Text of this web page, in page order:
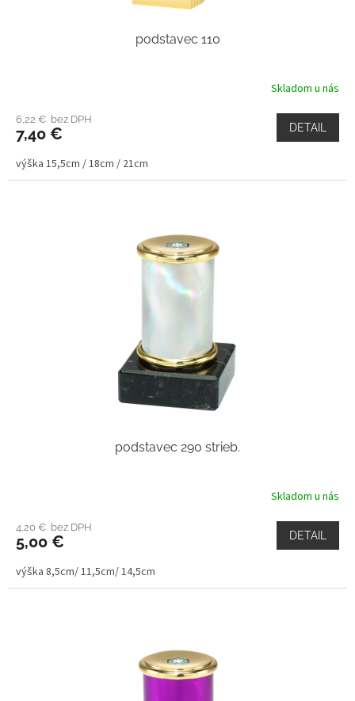
podstavec 110
Skladom u nás
6,22 € bez DPH
7,40 € DETAIL
výška 15,5cm / 18cm / 21cm
podstavec 290 strieb.
Skladom u nás
4,20 € bez DPH
5,00 € DETAIL
výška 8,5cm/ 11,5cm/ 14,5cm